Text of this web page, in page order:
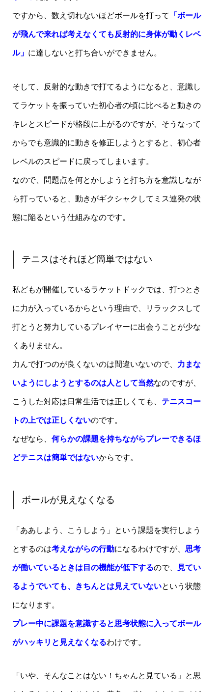
ですから、数え切れないほどボールを打って 「ボール
が飛んで来れば考えなくても反射的に身体が動くレベ
ル」 に達しないと打ち合いができません。
そして、反射的な動きで打てるようになると、意識し
てラケットを振っていた初心者の頃に比べると動きの
キレとスピードが格段に上がるのですが、そうなって
からでも意識的に動きを修正しようとすると、初心者
レベルのスピードに戻ってしまいます。
なので、問題点を何とかしようと打ち方を意識しなが
ら打っていると、動きがギクシャクしてミス連発の状
態に陥るという仕組みなのです。
テニスはそれほど簡単ではない
私どもが開催しているラケットドックでは、打つとき
に力が入っているからという理由で、リラックスして
打とうと努力しているプレイヤーに出会うことが少な
くありません。
力んで打つのが良くないのは間違いないので、 力まな
いようにしようとするのは人として当然なのですが、
こうした対応は日常生活では正しくても、 テニスコー
トの上では正しくないのです。
なぜなら、 何らかの課題を持ちながらプレーできるほ
どテニスは簡単ではないからです。
ボールが見えなくなる
「ああしよう、こうしよう」という課題を実行しよう
とするのは考えながらの行動になるわけですが、 思考
が働いているときは目の機能が低下するので、 見てい
るようでいても、きちんとは見えていないという状態
になります。
プレー中に課題を意識すると思考状態に入ってボール
がハッキリと見えなくなるわけです。
「いや、そんなことはない！ちゃんと見ている」と思